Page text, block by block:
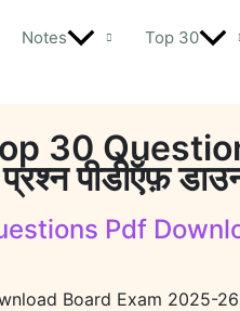
Notes Top 30
30
पीडीऍफ़
Pdf
Board Exam 2025-26 |